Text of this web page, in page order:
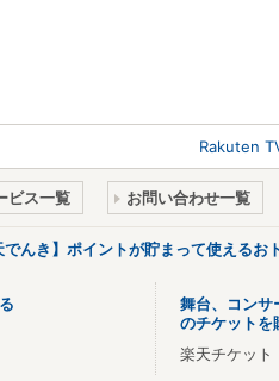
Rakuten
ビス一覧 お問い合わせ一覧
でんき】ポイントが貯まって使えるお
舞台、コンサ
のチケットを
楽天チケット